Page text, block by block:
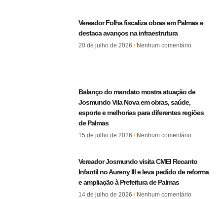
Vereador Folha fiscaliza obras em Palmas e
destaca avanços na infraestrutura
20 de julho de 2026 Nenhum comentário
Balanço do mandato mostra atuação de
Josmundo Vila Nova em obras, saúde,
esporte e melhorias para diferentes regiões
de Palmas
15 de julho de 2026 Nenhum comentário
Vereador Josmundo visita CMEI Recanto
Infantil no Aureny III e leva pedido de reforma
e ampliação à Prefeitura de Palmas
14 de julho de 2026 Nenhum comentário